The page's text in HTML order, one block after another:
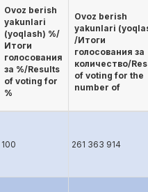
Ovoz berish
yakunlari
(yoqlash) %/
Итоги
голосования
за %/Results
of voting for
%
Ovoz berish
yakunlari
/Итоги
голосования за
количество/
of voting for the
number of
100 261 363 914